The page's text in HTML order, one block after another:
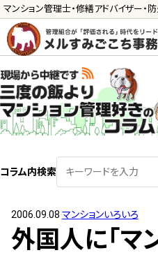
マンション管理士・修繕アドバイザー・
コラム内検索
2006.09.08 マンションいろいろ
外国人に「マ
管理士の活用方法
ご利用の流れ »
サービス一覧
管理組合運営
メルの理事会アドバイザ